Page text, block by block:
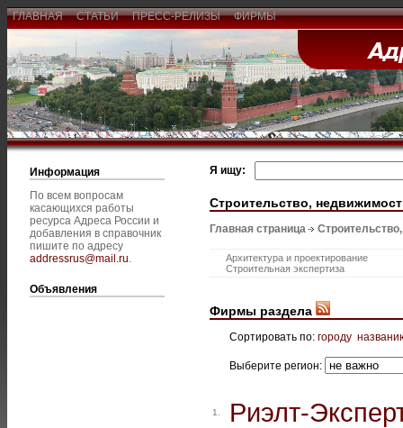
ГЛАВНАЯ СТАТЬИ ПРЕСС-РЕЛИЗЫ ФИРМЫ
Информация
По всем вопросам
касающихся работы
ресурса Адреса России и
добавления в справочник
пишите по адресу
addressrus@mail.ru.
Объявления
Я ищу:
Строительство,
Главная страница
Архитектура и проектирование
Строительная экспертиза
Фирмы раздела
Сортировать по: городу
Выберите регион:
1. Риэлт-